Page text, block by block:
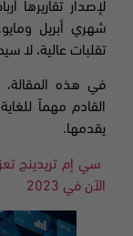
لإصدار تقاريرها
شهري أبريل ومايو.
تقلبات عالية، لا
في هذه
القادم مهماً
يقدمها.
الآن في 2023